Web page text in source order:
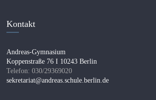
Kontakt
Andreas-Gymnasium
Koppenstraße 76 I 10243 Berlin
Telefon: 030/29369020
sekretariat@andreas.schule.berlin.de